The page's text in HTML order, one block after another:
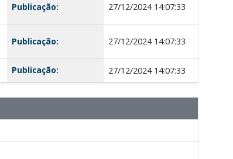
Publicação: 27/12/2024 14:07:33
Publicação: 27/12/2024 14:07:33
Publicação: 27/12/2024 14:07:33